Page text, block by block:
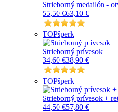
Strieborný medailón -
55,50 €63,10 €
TOPšperk
Strieborný prívesok
34,60 €38,90 €
TOPšperk
Strieborný prívesok +
44,50 €57,80 €